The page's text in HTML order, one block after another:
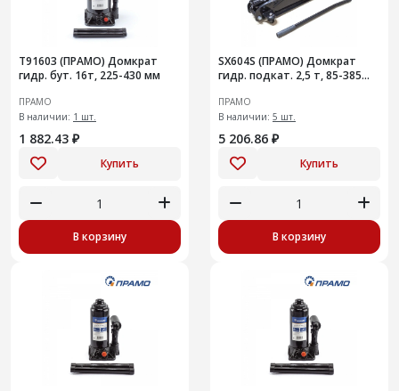
T91603 (ПРАМО) Домкрат
гидр. бут. 16т, 225-430 мм
ПРАМО
В наличии: 1 шт.
1 882.43 ₽
Купить
В корзину
SX604S (ПРАМО) Домкрат
гидр. подкат. 2,5 т, 85-385
ПРАМО
В наличии: 5 шт.
5 206.86 ₽
Купить
В корзину